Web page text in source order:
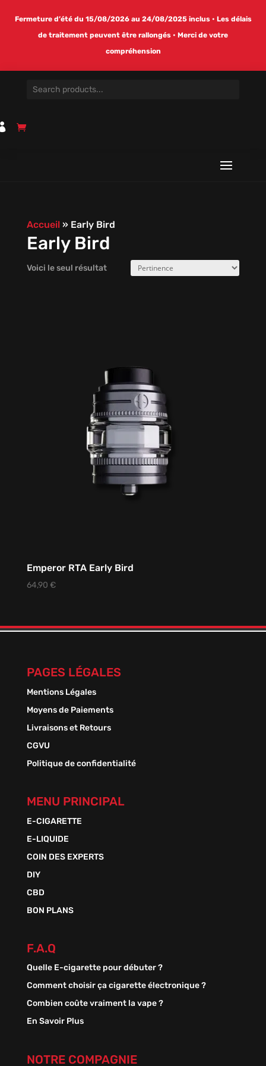
Fermeture d’été du 15/08/2026 au 24/08/2025 inclus • Les délais
de traitement peuvent être rallongés • Merci de votre
compréhension
Accueil» Early Bird
Early Bird
Voici le seul résultat
Emperor RTA Early Bird
64,90 €
PAGES LÉGALES
Mentions Légales
Moyens de Paiements
Livraisons et Retours
CGVU
Politique de confidentialité
MENU PRINCIPAL
E-CIGARETTE
E-LIQUIDE
COIN DES EXPERTS
DIY
CBD
BON PLANS
F.A.Q
Quelle E-cigarette pour débuter ?
Comment choisir ça cigarette électronique ?
Combien coûte vraiment la vape ?
En Savoir Plus
NOTRE COMPAGNIE